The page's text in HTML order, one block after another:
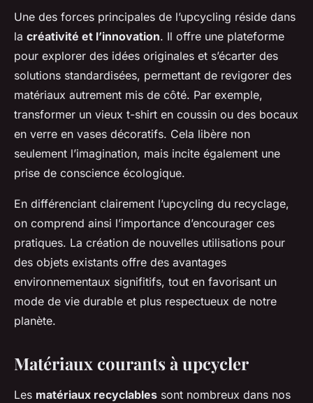
Une des forces principales de l’upcycling réside dans
la créativité et l’innovation. Il offre une plateforme
pour explorer des idées originales et s’écarter des
solutions standardisées, permettant de revigorer des
matériaux autrement mis de côté. Par exemple,
transformer un vieux t-shirt en coussin ou des bocaux
en verre en vases décoratifs. Cela libère non
seulement l’imagination, mais incite également une
prise de conscience écologique.
En différenciant clairement l’upcycling du recyclage,
on comprend ainsi l’importance d’encourager ces
pratiques. La création de nouvelles utilisations pour
des objets existants offre des avantages
environnementaux signifitifs, tout en favorisant un
mode de vie durable et plus respectueux de notre
planète.
Matériaux courants à upcycler
Les matériaux recyclables sont nombreux dans nos